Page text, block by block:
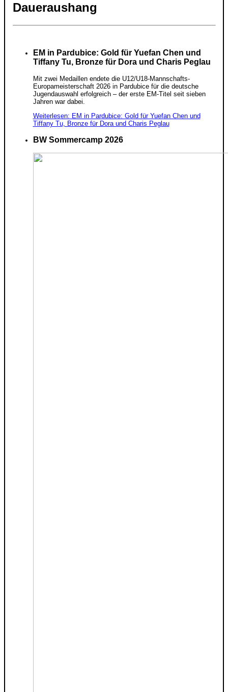
Daueraushang
EM in Pardubice: Gold für Yuefan Chen und
Tiffany Tu, Bronze für Dora und Charis Peglau
Mit zwei Medaillen endete die U12/U18-Mannschafts-
Europameisterschaft 2026 in Pardubice für die deutsche
Jugendauswahl erfolgreich – der erste EM-Titel seit sieben
Jahren war dabei.
Weiterlesen: EM in Pardubice: Gold für Yuefan Chen und
Tiffany Tu, Bronze für Dora und Charis Peglau
BW Sommercamp 2026